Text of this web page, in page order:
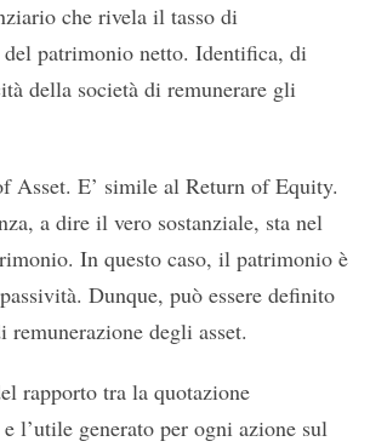
che rivela il tasso di
del patrimonio netto. Identifica, di
della società di remunerare gli
Asset. E’ simile al Return of Equity.
a dire il vero sostanziale, sta nel
In questo caso, il patrimonio è
Dunque, può essere definito
remunerazione degli asset.
rapporto tra la quotazione
l’utile generato per ogni azione sul